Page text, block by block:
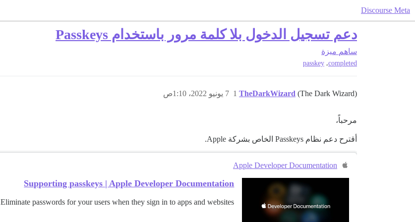
Discourse Meta
دعم تسجيل الدخول بلا كلمة مرور باستخدام Passkeys
ساهم ميزة
completed
,
passkey
TheDarkWizard (The Dark Wizard) 7 يونيو 2022، 1:10ص 1
مرحباً،
أقترح دعم نظام Passkeys الخاص بشركة Apple.
Apple Developer Documentation
Supporting passkeys | Apple Developer Documentation
Eliminate passwords for your users when they sign in to apps and websites.